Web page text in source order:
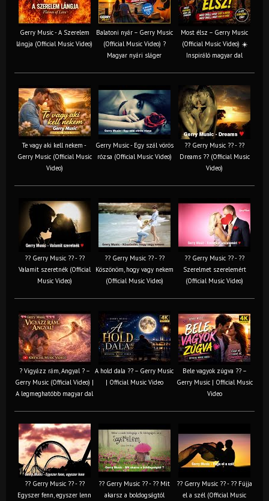
Gerry Music - A Szerelem
lángja (Official Music Video)
Balatoni nyár – Gerry Music
(Official Music Video) ?
Magyar nyári sláger
Most élsz – Gerry Music
(Official Music Video) ☀️
Inspiráló magyar dal
Te vagy aki kell nekem -
Gerry Music (Official Music
Video)
Gerry Music - Egy szál vörös
rózsa (Official Music Video)
?? Gerry Music ?? - ??
Dreams ?? (Official Music
Video)
?? Gerry Music ?? - ??
Valamit szeretnék (Official
Music Video)
?? Gerry Music ?? - ??
Köszönöm, hogy vagy nekem
(Official Music Video)
?? Gerry Music ?? - ??
Szerelmet szerelemért
(Official Music Video)
? Vigyázz rám, Angyal ? –
Gerry Music (Official Video) |
A legmeghatóbb magyar dal
A hold dala ?? – Gerry Music
| Official Music Video
Bele vagyok zúgva ?? –
Gerry Music | Official Music
Video
?? Gerry Music ?? - ??
Egyszer fenn, egyszer lenn
?? Gerry Music ?? - ?? Mit
akarsz a boldogságtól
?? Gerry Music ?? - ?? Fújja
el a szél (Official Music